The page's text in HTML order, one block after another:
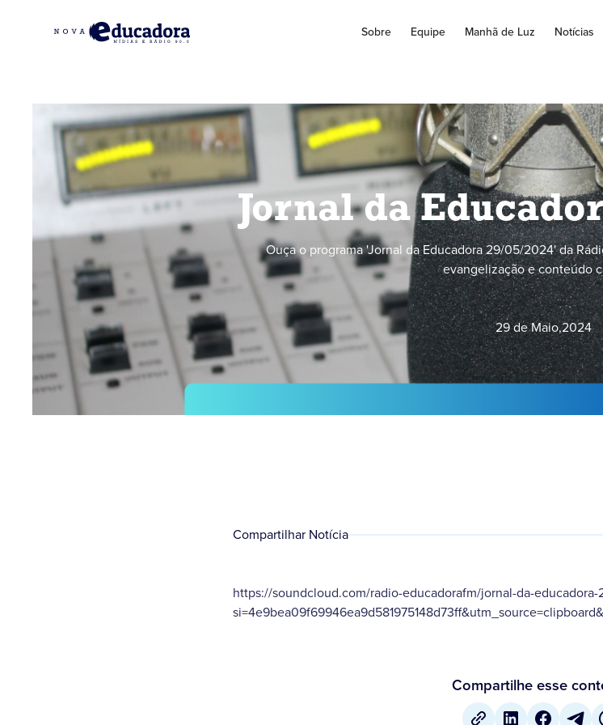
Sobre Equipe Manhã de Luz Notícias
Jornal da
Ouça o programa 'Jornal da Educadora 29/05/2024' da
evangelização e conteúdo
29 de Maio,2024
Compartilhar Notícia
https://soundcloud.com/radio-educadorafm/jornal-da-
Compartilhe esse